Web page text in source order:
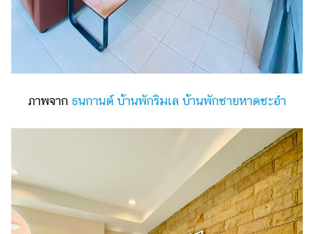
ภาพจาก ธนกานต์ บ้านพักริมเล บ้านพักชายหาดชะอำ